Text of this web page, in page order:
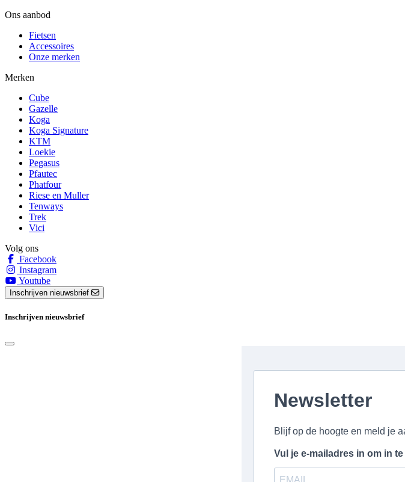
Ons aanbod
Fietsen
Accessoires
Onze merken
Merken
Cube
Gazelle
Koga
Koga Signature
KTM
Loekie
Pegasus
Pfautec
Phatfour
Riese en Muller
Tenways
Trek
Vici
Volg ons
Facebook
Instagram
Youtube
Inschrijven nieuwsbrief
Inschrijven nieuwsbrief